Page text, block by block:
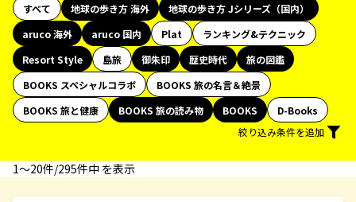
すべて 地球の歩き方 海外
地球の歩き方 Jシリーズ（国内）
aruco 海外
aruco 国内 Plat
ランキング&テクニック
Resort Style
島旅 御朱印 歴史時代
旅の図鑑
BOOKS スペシャルコラボ
BOOKS 旅の名言＆絶景
BOOKS 旅と健康
BOOKS 旅の読み物 BOOKS
D-Books
絞り込み条件を追加
1〜20件/295件中 を表示